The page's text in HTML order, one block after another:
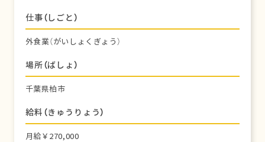
仕事（しごと）
外食業（がいしょくぎょう）
場所（ばしょ）
千葉県柏市
給料（きゅうりょう）
月給￥270,000